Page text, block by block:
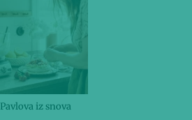
Pavlova iz snova